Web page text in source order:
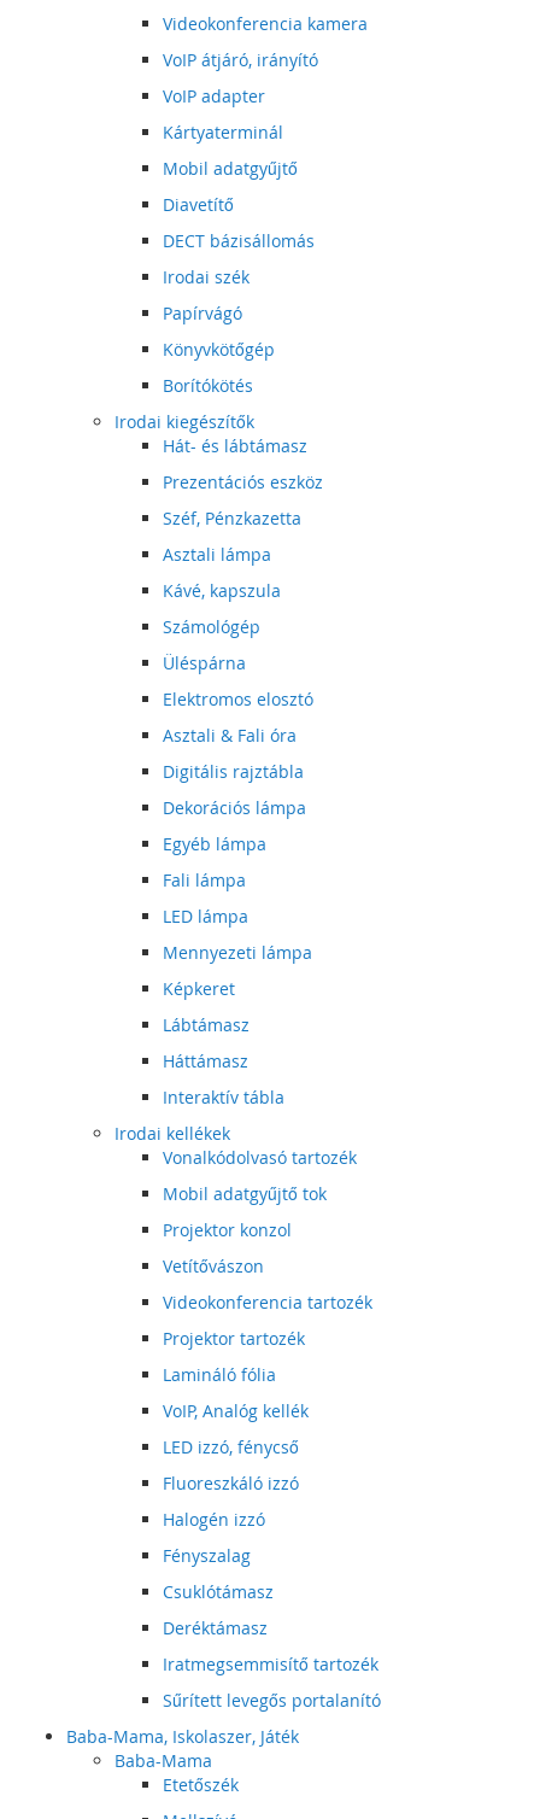
Videokonferencia kamera
VoIP átjáró, irányító
VoIP adapter
Kártyaterminál
Mobil adatgyűjtő
Diavetítő
DECT bázisállomás
Irodai szék
Papírvágó
Könyvkötőgép
Borítókötés
Irodai kiegészítők
Hát- és lábtámasz
Prezentációs eszköz
Széf, Pénzkazetta
Asztali lámpa
Kávé, kapszula
Számológép
Üléspárna
Elektromos elosztó
Asztali & Fali óra
Digitális rajztábla
Dekorációs lámpa
Egyéb lámpa
Fali lámpa
LED lámpa
Mennyezeti lámpa
Képkeret
Lábtámasz
Háttámasz
Interaktív tábla
Irodai kellékek
Vonalkódolvasó tartozék
Mobil adatgyűjtő tok
Projektor konzol
Vetítővászon
Videokonferencia tartozék
Projektor tartozék
Lamináló fólia
VoIP, Analóg kellék
LED izzó, fénycső
Fluoreszkáló izzó
Halogén izzó
Fényszalag
Csuklótámasz
Deréktámasz
Iratmegsemmisítő tartozék
Sűrített levegős portalanító
Baba-Mama, Iskolaszer, Játék
Baba-Mama
Etetőszék